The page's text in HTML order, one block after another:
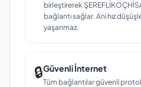
birleştirerek
bağlantı sağlar. Ani hız
yaşanmaz.
🔒Güvenli İnternet
Tüm bağlantılar güvenli